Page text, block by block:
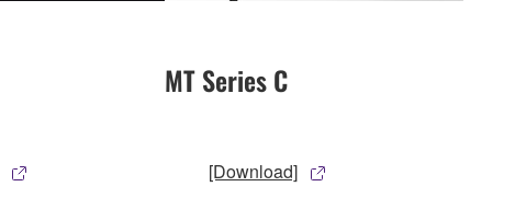
MT Series C
[Download]